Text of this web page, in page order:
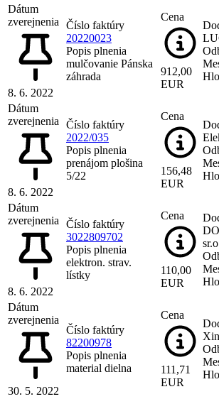
Dátum
zverejnenia
8. 6. 2022
Číslo faktúry
20220023
Popis plnenia
mulčovanie Pánska
záhrada
Cena
912,00
EUR
Dátum
zverejnenia
8. 6. 2022
Číslo faktúry
2022/035
Popis plnenia
prenájom plošina
5/22
Cena
156,48
EUR
Dátum
zverejnenia
8. 6. 2022
Číslo faktúry
3022809702
Popis plnenia
elektron. strav.
lístky
Cena
110,00
EUR
Dátum
zverejnenia
30. 5. 2022
Číslo faktúry
82200978
Popis plnenia
material dielna
Cena
111,71
EUR